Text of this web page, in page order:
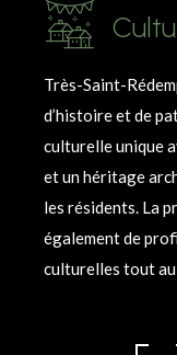
Très-Saint-
d’histoire et de
culturelle unique
et un héritage
les résidents. La
également de
culturelles tout au